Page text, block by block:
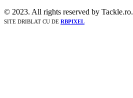
© 2023. All rights reserved by Tackle.ro.
SITE DRIBLAT CU DE RBPIXEL